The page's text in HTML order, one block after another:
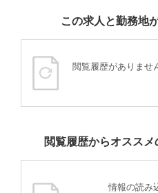
この求人と勤務地
閲覧履歴がありませ
閲覧履歴からオスス
情報の読み